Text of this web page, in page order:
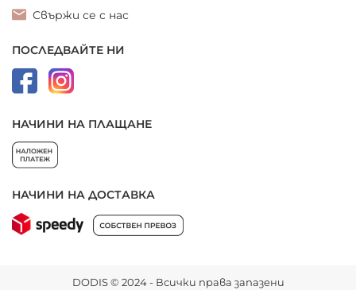
Свържи се с нас
ПОСЛЕДВАЙТЕ НИ
НАЧИНИ НА ПЛАЩАНЕ
НАЧИНИ НА ДОСТАВКА
DODIS © 2024 - Всички права запазени